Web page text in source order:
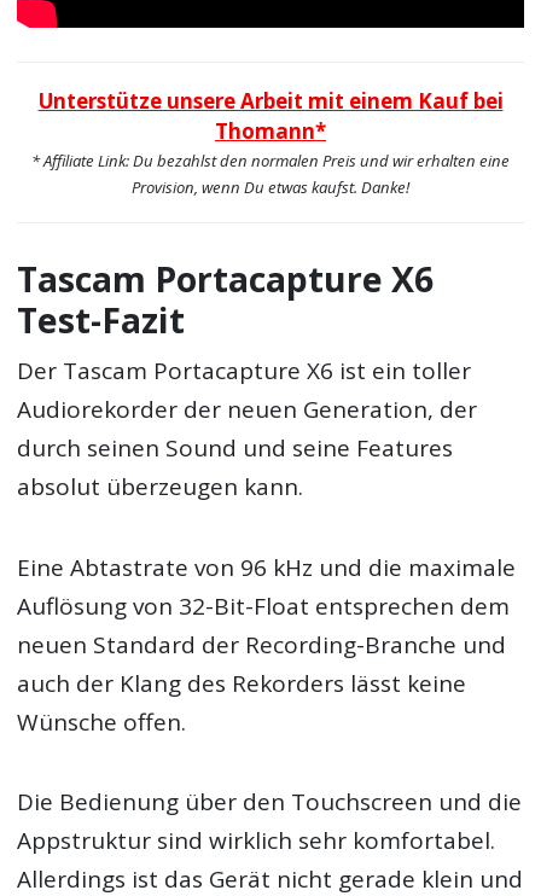
Unterstütze unsere Arbeit mit einem Kauf bei
Thomann*
* Affiliate Link: Du bezahlst den normalen Preis und wir erhalten eine
Provision, wenn Du etwas kaufst. Danke!
Tascam Portacapture X6
Test-Fazit
Der Tascam Portacapture X6 ist ein toller
Audiorekorder der neuen Generation, der
durch seinen Sound und seine Features
absolut überzeugen kann.
Eine Abtastrate von 96 kHz und die maximale
Auflösung von 32-Bit-Float entsprechen dem
neuen Standard der Recording-Branche und
auch der Klang des Rekorders lässt keine
Wünsche offen.
Die Bedienung über den Touchscreen und die
Appstruktur sind wirklich sehr komfortabel.
Allerdings ist das Gerät nicht gerade klein und